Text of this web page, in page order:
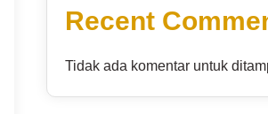
Recent
Tidak ada komentar untuk